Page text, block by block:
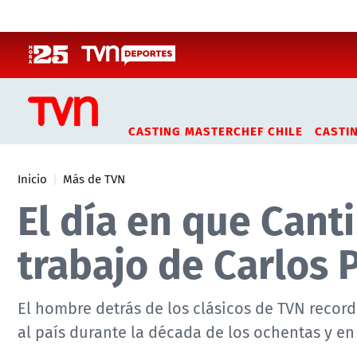
CASTING MASTERCHEF CHILE
Inicio Más de TVN
El día en que
trabajo de Carlos
El hombre detrás de los clásicos de TVN
al país durante la década de los ochentas y